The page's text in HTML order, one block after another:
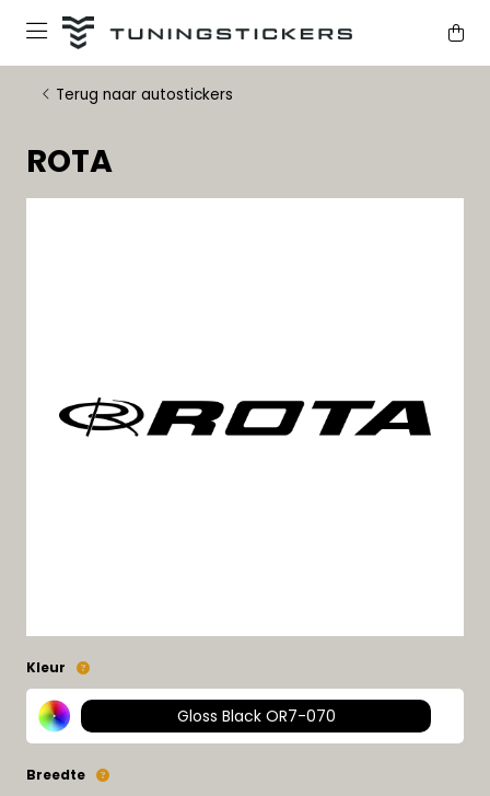
Terug naar autostickers
ROTA
Kleur
Gloss Black OR7-070
Breedte